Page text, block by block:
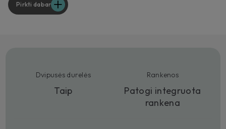
Pirkti dabar
Dvipusės durelės
Taip
Rankenos
Patogi integruota
rankena